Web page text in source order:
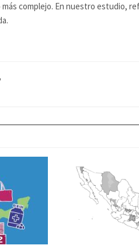
complejo. En nuestro estudio,